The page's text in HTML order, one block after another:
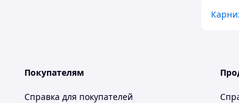
Покупателям
Справка для покупателей